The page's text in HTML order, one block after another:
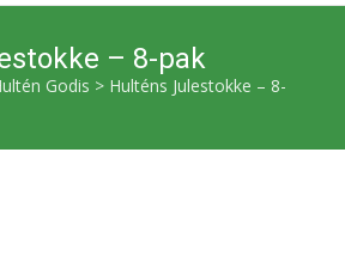
– 8-pak
Godis > Hulténs Julestokke – 8-